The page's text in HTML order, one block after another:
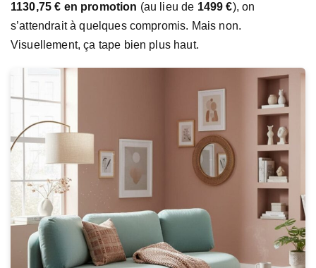
1130,75 € en promotion (au lieu de 1499 €), on
s’attendrait à quelques compromis. Mais non.
Visuellement, ça tape bien plus haut.